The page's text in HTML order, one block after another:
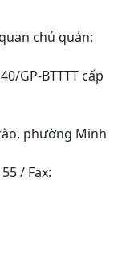
chủ quản:
GP-BTTTT cấp
phường Minh
/ Fax: